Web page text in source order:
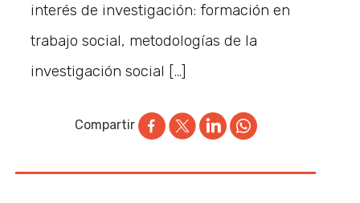
interés de investigación: formación en
trabajo social, metodologías de la
investigación social […]
Compartir